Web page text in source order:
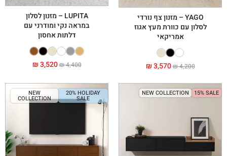
YAGO – מזנון צף נורדי
לסלון עם כוורת מעץ אגוז
אמריקאי
₪4,200
₪3,570
LUPITA – מזנון לסלון
במראה נקי ומודרני עם
דלתות אחסון
₪4,400
₪3,520
15% SALE
NEW COLLECTION
20% HOLIDAY
SALE
NEW
COLLECTION